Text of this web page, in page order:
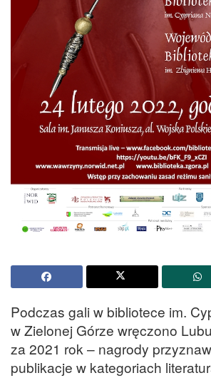
Podczas gali w bibliotece im.
w Zielonej Górze wręczono
za 2021 rok – nagrody
publikacje w kategoriach